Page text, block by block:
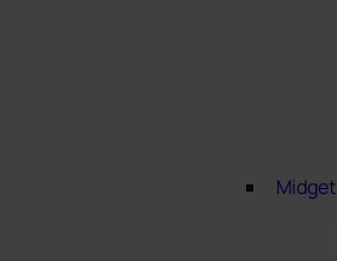
Midget